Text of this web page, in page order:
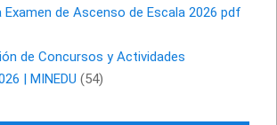
Examen de Ascenso de Escala 2026 pdf
de Concursos y Actividades
| MINEDU (54)